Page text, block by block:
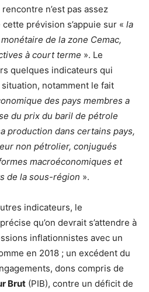
n’est pas assez
prévision s’appuie sur « la
de la zone Cemac,
à court terme ». Le
quelques indicateurs qui
notamment le fait
des pays membres a
du prix du baril de pétrole
production dans certains pays,
non pétrolier, conjugués
macroéconomiques et
de la sous-région ».
indicateurs, le
qu’on devrait s’attendre à
inflationnistes avec un
en 2018 ; un excédent du
dons compris de
Brut (PIB), contre un déficit de